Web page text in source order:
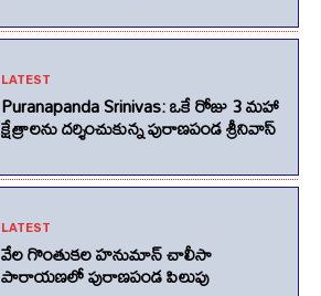
LATEST
Puranapanda Srinivas: ఒకే రోజు 3 మహా
క్షేత్రాలను దర్శించుకున్న పురాణపండ శ్రీనివాస్
LATEST
వేల గొంతుకల హనుమాన్ చాలీసా
పారాయణలో పురాణపండ పిలుపు